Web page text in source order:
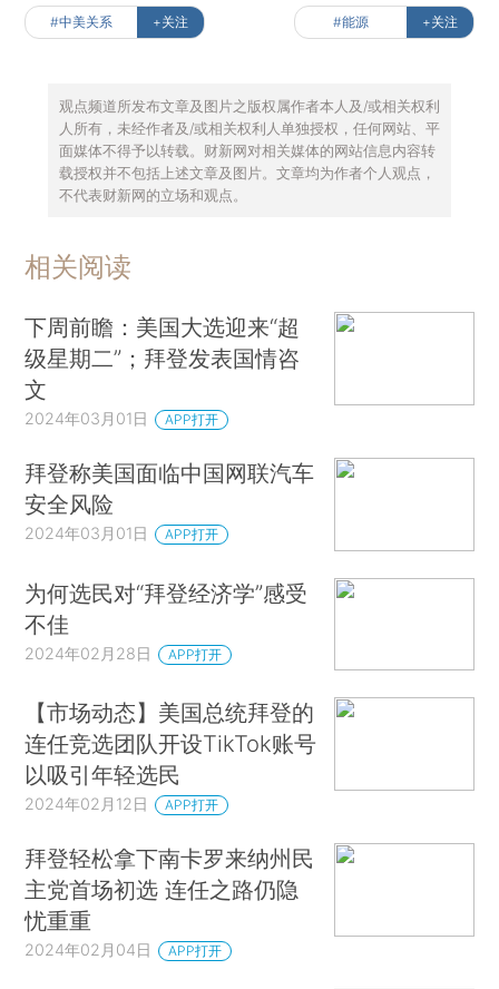
#中美关系 +关注 #能源 +关注
观点频道所发布文章及图片之版权属作者本人及/或相关权利
人所有，未经作者及/或相关权利人单独授权，任何网站、平
面媒体不得予以转载。财新网对相关媒体的网站信息内容转
载授权并不包括上述文章及图片。文章均为作者个人观点，
不代表财新网的立场和观点。
相关阅读
下周前瞻：美国大选迎来“超
级星期二”；拜登发表国情咨
文
2024年03月01日 APP打开
拜登称美国面临中国网联汽车
安全风险
2024年03月01日 APP打开
为何选民对“拜登经济学”感受
不佳
2024年02月28日 APP打开
【市场动态】美国总统拜登的
连任竞选团队开设TikTok账号
以吸引年轻选民
2024年02月12日 APP打开
拜登轻松拿下南卡罗来纳州民
主党首场初选 连任之路仍隐
忧重重
2024年02月04日 APP打开